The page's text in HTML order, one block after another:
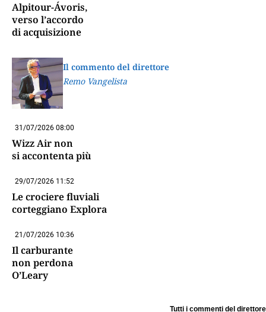
Alpitour-Ávoris,
verso l’accordo
di acquisizione
Il commento del direttore
Remo Vangelista
31/07/2026 08:00
Wizz Air non
si accontenta più
29/07/2026 11:52
Le crociere fluviali
corteggiano Explora
21/07/2026 10:36
Il carburante
non perdona
O’Leary
Tutti i commenti del direttore